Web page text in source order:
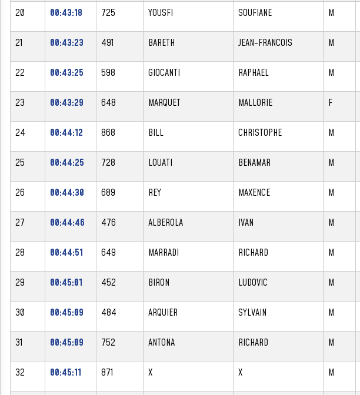
20 00:43:18 725 YOUSFI SOUFIANE M
21 00:43:23 491 BARETH JEAN-FRANCOIS M
22 00:43:25 598 GIOCANTI RAPHAEL M
23 00:43:29 648 MARQUET MALLORIE F
24 00:44:12 868 BILL CHRISTOPHE M
25 00:44:25 728 LOUATI BENAMAR M
26 00:44:30 689 REY MAXENCE M
27 00:44:46 476 ALBEROLA IVAN M
28 00:44:51 649 MARRADI RICHARD M
29 00:45:01 452 BIRON LUDOVIC M
30 00:45:09 484 ARQUIER SYLVAIN M
31 00:45:09 752 ANTONA RICHARD M
32 00:45:11 871 X X M